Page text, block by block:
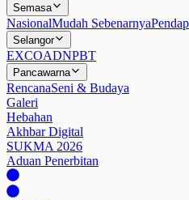
Semasa
NasionalMudah Sebenarnya
Selangor
EXCOADNPBT
Pancawarna
RencanaSeni & Budaya
Galeri
Hebahan
Akhbar Digital
SUKMA 2026
Aduan Penerbitan